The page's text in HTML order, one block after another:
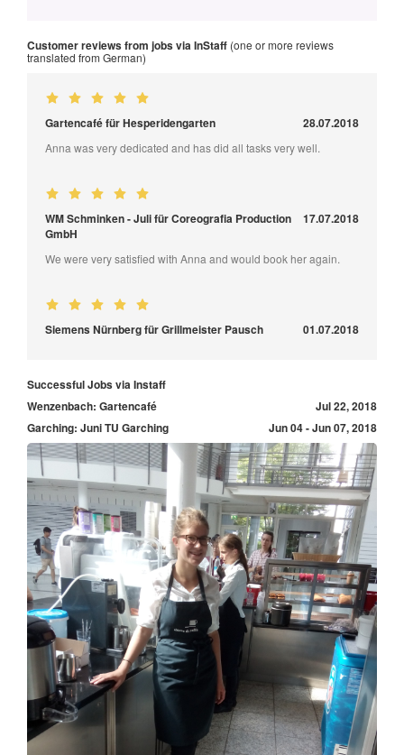
Customer reviews from jobs via InStaff (one or more reviews
translated from German)
Gartencafé für Hesperidengarten 28.07.2018
Anna was very dedicated and has did all tasks very well.
WM Schminken - Juli für Coreografia Production
GmbH
17.07.2018
We were very satisfied with Anna and would book her again.
Siemens Nürnberg für Grillmeister Pausch 01.07.2018
Successful Jobs via Instaff
Wenzenbach: Gartencafé
Jul 22, 2018
Garching: Juni TU Garching
Jun 04 - Jun 07, 2018